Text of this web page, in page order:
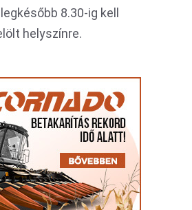
8.30-ig kell
helyszínre.